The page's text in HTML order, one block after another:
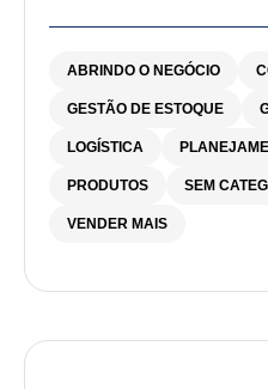
ABRINDO O NEGÓCIO
GESTÃO DE ESTOQUE
LOGÍSTICA
PRODUTOS SEM
VENDER MAIS